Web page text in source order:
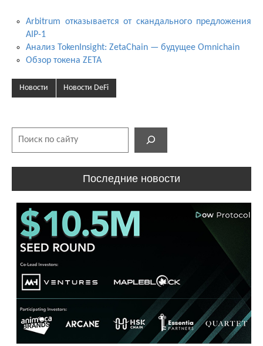
Arbitrum отказывается от скандального предложения
AIP-1
Анализ TokenInsight: ZetaChain — будущее Omnichain
Обзор токена ZETA
Новости Новости DeFi
Последние новости